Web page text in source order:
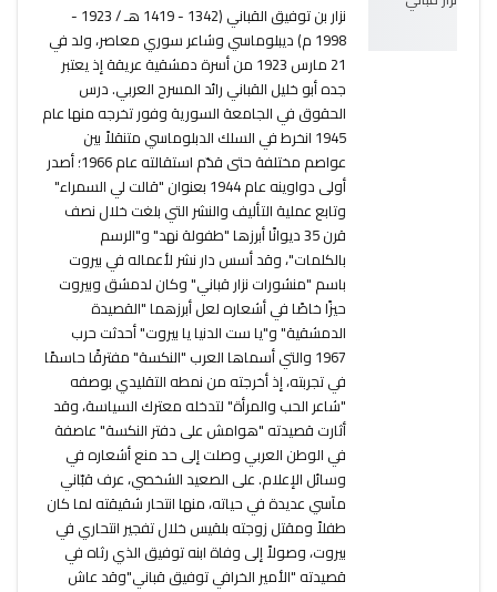
نزار بن توفيق القباني (1342 - 1419 هـ / 1923 -
1998 م) ديبلوماسي وشاعر سوري معاصر، ولد في
21 مارس 1923 من أسرة دمشقية عريقة إذ يعتبر
جده أبو خليل القباني رائد المسرح العربي. درس
الحقوق في الجامعة السورية وفور تخرجه منها عام
1945 انخرط في السلك الدبلوماسي متنقلاً بين
عواصم مختلفة حتى قدّم استقالته عام 1966؛ أصدر
أولى دواوينه عام 1944 بعنوان "قالت لي السمراء"
وتابع عملية التأليف والنشر التي بلغت خلال نصف
قرن 35 ديوانًا أبرزها "طفولة نهد" و"الرسم
بالكلمات"، وقد أسس دار نشر لأعماله في بيروت
باسم "منشورات نزار قباني" وكان لدمشق وبيروت
حيزًا خاصًا في أشعاره لعل أبرزهما "القصيدة
الدمشقية" و"يا ست الدنيا يا بيروت" أحدثت حرب
1967 والتي أسماها العرب "النكسة" مفترقًا حاسمًا
في تجربته، إذ أخرجته من نمطه التقليدي بوصفه
"شاعر الحب والمرأة" لتدخله معترك السياسة، وقد
أثارت قصيدته "هوامش على دفتر النكسة" عاصفة
في الوطن العربي وصلت إلى حد منع أشعاره في
وسائل الإعلام. على الصعيد الشخصي، عرف قبّاني
مآسي عديدة في حياته، منها انتحار شقيقته لما كان
طفلاً ومقتل زوجته بلقيس خلال تفجير انتحاري في
بيروت، وصولاً إلى وفاة ابنه توفيق الذي رثاه في
قصيدته "الأمير الخرافي توفيق قباني"وقد عاش